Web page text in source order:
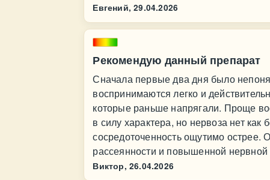
Евгений, 29.04.2026
Рекомендую данный препарат
Сначала первые два дня было
воспринимаются легко и
которые раньше напрягали. Проще
в силу характера, но нервоза нет
сосредоточенность ощутимо острее.
рассеянности и повышенной нервной
Виктор, 26.04.2026